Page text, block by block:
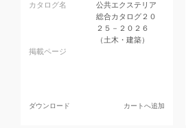
カタログ名
公共エクステリア
総合カタログ２０
２５－２０２６
（土木・建築）
掲載ページ
ダウンロード カートへ追加